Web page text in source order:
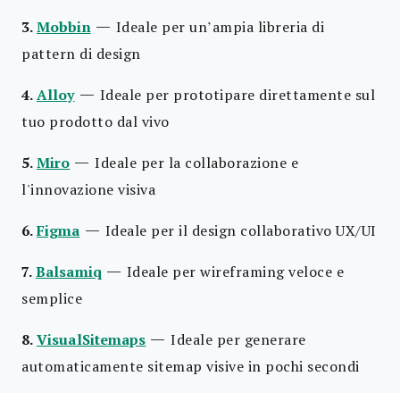
3.Mobbin — Ideale per un’ampia libreria di
pattern di design
4.Alloy — Ideale per prototipare direttamente sul
tuo prodotto dal vivo
5.Miro —Ideale per la collaborazione e
l'innovazione visiva
6.Figma — Ideale per il design collaborativo UX/UI
7.Balsamiq — Ideale per wireframing veloce e
semplice
8.VisualSitemaps —Ideale per generare
automaticamente sitemap visive in pochi secondi